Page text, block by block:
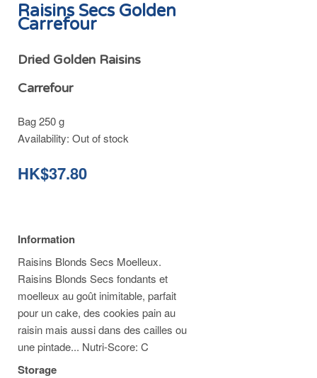
Raisins Secs Golden
Carrefour
Dried Golden Raisins
Carrefour
Bag 250 g
Availability: Out of stock
HK$37.80
Information
Raisins Blonds Secs Moelleux.
Raisins Blonds Secs fondants et
moelleux au goût inimitable, parfait
pour un cake, des cookies pain au
raisin mais aussi dans des cailles ou
une pintade... Nutri-Score: C
Storage